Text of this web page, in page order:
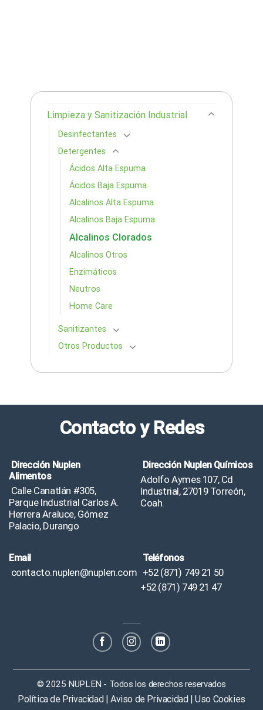
Limpieza y Sanitización Industrial
Desinfectantes
Detergentes
Ácidos Alta Espuma
Ácidos Baja Espuma
Alcalinos Alta Espuma
Alcalinos Baja Espuma
Alcalinos Clorados
Alcalinos Otros
Enzimáticos
Neutros
Home Care
Sanitizantes
Otros Productos
Contacto y Redes
Dirección Nuplen
Alimentos
Calle Canatlán #305,
Parque Industrial Carlos A.
Herrera Araluce, Gómez
Palacio, Durango
Dirección Nuplen Químicos
Adolfo Aymes 107, Cd
Industrial, 27019 Torreón,
Coah.
Email
contacto.nuplen@nuplen.com
Teléfonos
+52 (871) 749 21 50
+52 (871) 749 21 47
© 2025 NUPLEN - Todos los derechos reservados
Política de Privacidad | Aviso de Privacidad | Uso Cookies